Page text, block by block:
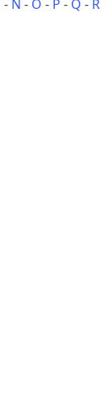
- N - O - P - Q - R